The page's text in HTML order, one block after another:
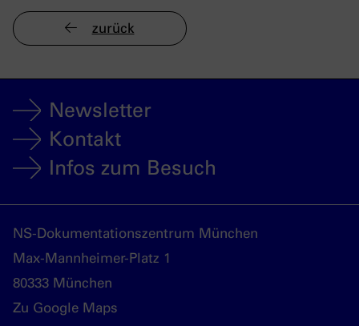
zurück
Newsletter
Kontakt
Infos zum Besuch
NS-Dokumentationszentrum München
Max-Mannheimer-Platz 1
80333 München
Zu Google Maps